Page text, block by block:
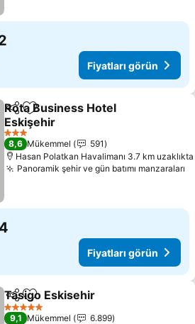
Fiyatları görün
PaylaşFavorilerime ekle
Rota Business Hotel
Eskişehir
3 Yıldız
8,6 Mükemmel
591
Hasan Polatkan Havalimanı 3.7 km uzaklıkta
Panoramik şehir ve gün batımı manzaraları
Fiyatları görün
PaylaşFavorilerime ekle
Tasigo Eskisehir
5 Yıldız
9,1 Mükemmel
6.899